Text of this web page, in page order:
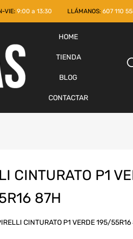
VIE: 9:00 a 13:30 LLÁMANOS: 607 110
HOME
TIENDA
BLOG
CONTACTAR
CINTURATO P1
87H
CINTURATO P1 VERDE 195/55R16